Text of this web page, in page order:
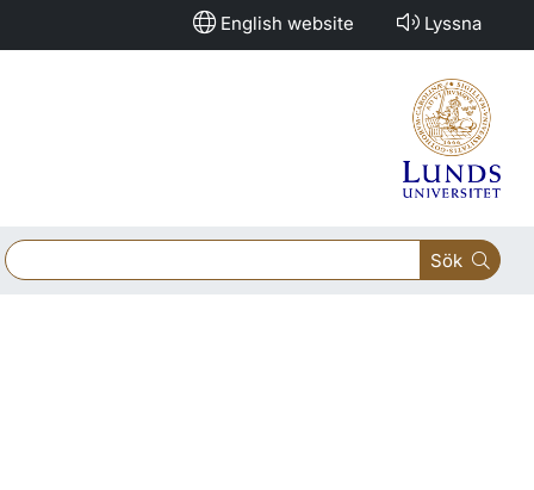
English website Lyssna
Sök